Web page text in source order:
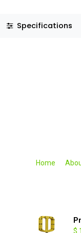
$
Specifications
Home